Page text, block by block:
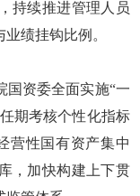
持续推进管理人员
绩挂钩比例。
资委全面实施“一
期考核个性化指标
营性国有资产集中
，加快构建上下贯